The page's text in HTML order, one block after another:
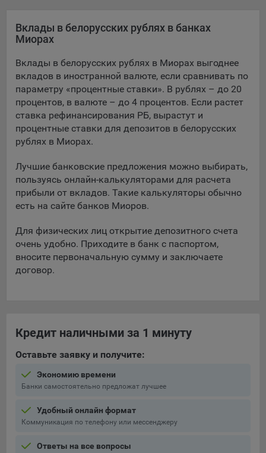
сервис показа контекстной рекламы. Адрес: Yandex
Europe AG, Werftestrasse 4, CH-6005 Luzern, Switzerland.
предоставляемый компанией Google Ireland Ltd, Gordon
House Barrow Street Dublin 4, D04E5W5 Ireland.
Сохранить мои изменения
Сохранить по умолчанию
Вклады в белорусских рублях в банках
Миорах
Вклады в белорусских рублях в Миорах выгоднее
вкладов в иностранной валюте, если сравнивать по
параметру «процентные ставки». В рублях – до 20
процентов, в валюте – до 4 процентов. Если растет
ставка рефинансирования РБ, вырастут и
процентные ставки для депозитов в белорусских
рублях в Миорах.
Лучшие банковские предложения можно выбирать,
пользуясь онлайн-калькуляторами для расчета
прибыли от вкладов. Такие калькуляторы обычно
есть на сайте банков Миоров.
Для физических лиц открытие депозитного счета
очень удобно. Приходите в банк с паспортом,
вносите первоначальную сумму и заключаете
договор.
Кредит наличными за 1 минуту
Оставьте заявку и получите:
Экономию времени
Банки самостоятельно предложат лучшее
Удобный онлайн формат
Коммуникация по телефону или мессенджеру
Ответы на все вопросы